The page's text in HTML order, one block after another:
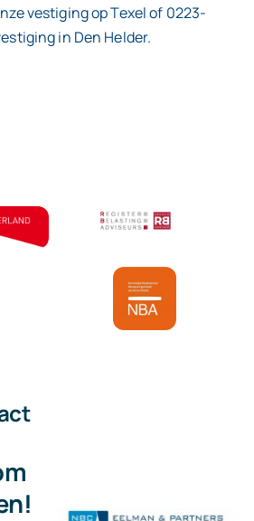
vestiging op Texel of 0223-
in Den Helder.